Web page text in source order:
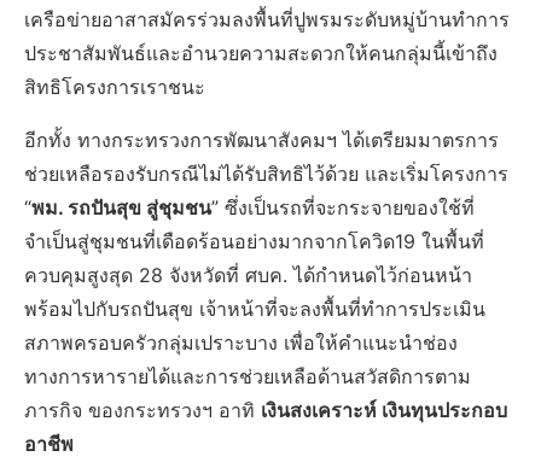
เครือข่ายอาสาสมัครร่วมลงพื้นที่ปูพรมระดับหมู่บ้านทำการ
ประชาสัมพันธ์และอำนวยความสะดวกให้คนกลุ่มนี้เข้าถึง
สิทธิโครงการเราชนะ
อีกทั้ง ทางกระทรวงการพัฒนาสังคมฯ ได้เตรียมมาตรการ
ช่วยเหลือรองรับกรณีไม่ได้รับสิทธิไว้ด้วย และเริ่มโครงการ
“พม. รถปันสุข สู่ชุมชน” ซึ่งเป็นรถที่จะกระจายของใช้ที่
จำเป็นสู่ชุมชนที่เดือดร้อนอย่างมากจากโควิด19 ในพื้นที่
ควบคุมสูงสุด 28 จังหวัดที่ ศบค. ได้กำหนดไว้ก่อนหน้า
พร้อมไปกับรถปันสุข เจ้าหน้าที่จะลงพื้นที่ทำการประเมิน
สภาพครอบครัวกลุ่มเปราะบาง เพื่อให้คำแนะนำช่อง
ทางการหารายได้และการช่วยเหลือด้านสวัสดิการตาม
ภารกิจ ของกระทรวงฯ อาทิ เงินสงเคราะห์ เงินทุนประกอบ
อาชีพ